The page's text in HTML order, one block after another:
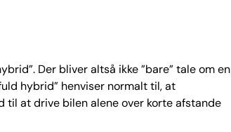
Der bliver altså ikke ”bare” tale om en
hybrid” henviser normalt til, at
til at drive bilen alene over korte afstande